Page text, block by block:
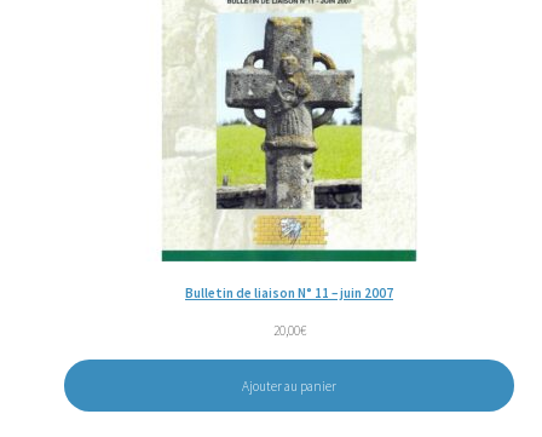
Bulletin de liaison N° 11 – juin 2007
20,00€
Ajouter au panier